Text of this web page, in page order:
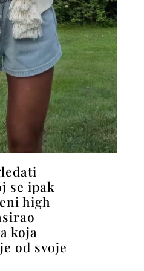
se ipak
high
koja
od svoje